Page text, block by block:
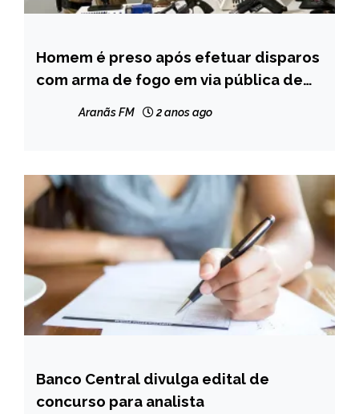
CAPELINHA
MINAS
Homem é preso após efetuar disparos
com arma de fogo em via pública de
Aranãs FM 2 anos ago
BRASIL
NOTÍCIAS
Banco Central divulga edital de
concurso para analista